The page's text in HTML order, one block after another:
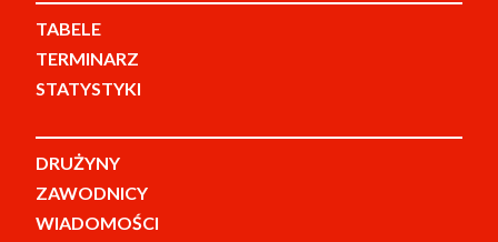
TABELE
TERMINARZ
STATYSTYKI
DRUŻYNY
ZAWODNICY
WIADOMOŚCI